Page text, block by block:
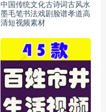
中国传统文化古诗词古风水
墨毛笔书法戏剧脸谱孝道高
清短视频素材